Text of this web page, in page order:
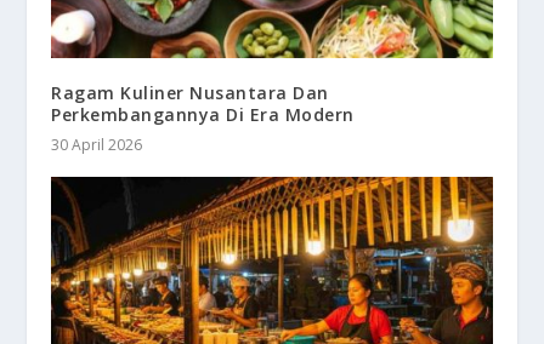
Ragam Kuliner Nusantara Dan
Perkembangannya Di Era Modern
30 April 2026